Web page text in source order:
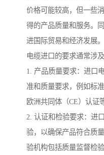
价格可能较高，但一些
得的产品质量和服务。
进国际贸易和经济发展。
电缆进口的要求通常涉及
1. 产品质量要求：进口
准和质量要求，例如标
欧洲共同体（CE）认证
2. 认证和检验要求：进
验，以确保产品符合质
验机构包括质量监督检